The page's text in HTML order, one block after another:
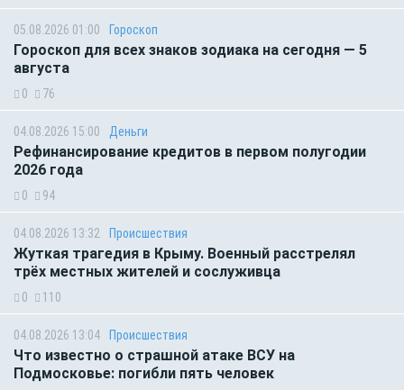
05.08.2026 01:00 Гороскоп
Гороскоп для всех знаков зодиака на сегодня — 5
августа
0 76
04.08.2026 15:00 Деньги
Рефинансирование кредитов в первом полугодии
2026 года
0 94
04.08.2026 13:32 Происшествия
Жуткая трагедия в Крыму. Военный расстрелял
трёх местных жителей и сослуживца
0 110
04.08.2026 13:04 Происшествия
Что известно о страшной атаке ВСУ на
Подмосковье: погибли пять человек